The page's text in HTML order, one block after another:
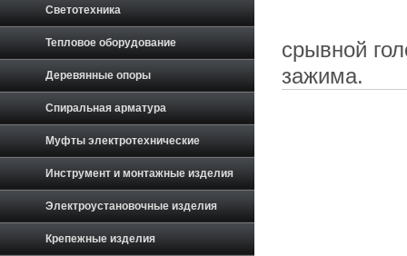
срывной
зажима.
Светотехника
Тепловое оборудование
Деревянные опоры
Спиральная арматура
Муфты электротехнические
Инструмент и монтажные изделия
Электроустановочные изделия
Крепежные изделия